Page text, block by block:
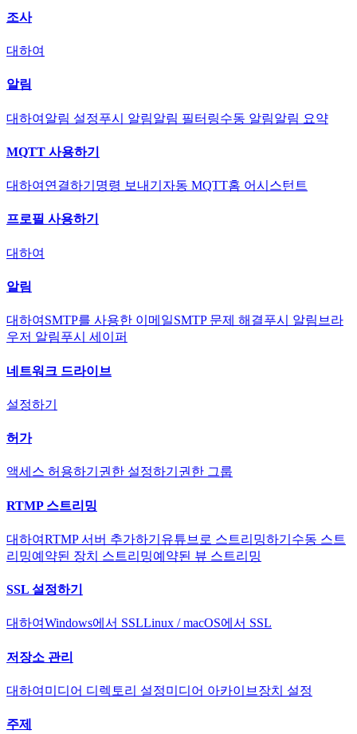
조사
대하여
알림
대하여 알림 설정푸시 알림알림 필터링수동 알림알림 요약
MQTT 사용하기
대하여 연결하기 명령 보내기 자동 MQTT홈 어시스턴트
프로필 사용하기
대하여
알림
대하여 SMTP를 사용한 이메일SMTP 문제 해결푸시 알림 브라
우저 알림푸시 세이퍼
네트워크 드라이브
설정하기
허가
액세스 허용하기 권한 설정하기 권한 그룹
RTMP 스트리밍
대하여RTMP 서버 추가하기 유튜브로 스트리밍하기 수동 스트
리밍예약된 장치 스트리밍예약된 뷰 스트리밍
SSL 설정하기
대하여Windows에서 SSLLinux / macOS에서 SSL
저장소 관리
대하여 미디어 디렉토리 설정미디어 아카이브 장치 설정
주제